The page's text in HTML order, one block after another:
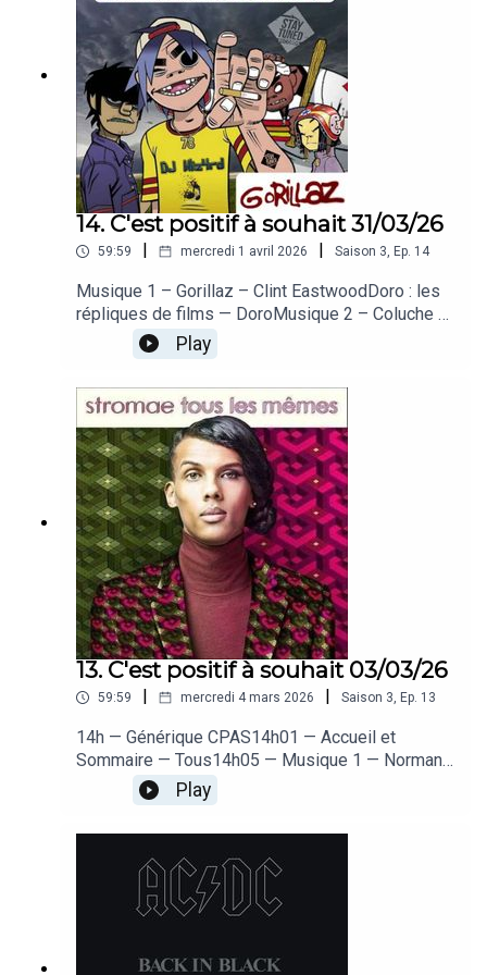
Flamenco - AlegriaDelphine : le flamencoMusique
5 – Keep Cool – Je vais sortir ce soirCédric : les
sorties du coinAurevoir + fin
14. C'est positif à souhait 31/03/26
59:59 mercredi 1 avril 2026 Saison 3, Ep. 14
Musique 1 – Gorillaz – Clint EastwoodDoro : les
répliques de films — DoroMusique 2 – Coluche et
le Grand Orchestre du Splendid – On n’est pas là
pour se faire engueulerTif : L’humour —
TifMusique 3 – Pokémon – Générique version
longueKenny : Pokémon — KennyMusique 4 –
Naotaro Moriyama – SakuraDelphine : l’hanami —
DelphineAntho : les sorties du coin — AnthoAu
revoir + fin — Antho
Play
13. C'est positif à souhait 03/03/26
59:59 mercredi 4 mars 2026 Saison 3, Ep. 13
14h — Générique CPAS14h01 — Accueil et
Sommaire — Tous14h05 — Musique 1 — Norman
– Zelda14h10 — Kenny : les 40 ans de Zelda —
Kenny14h17 — Musique 2 — Stromae – Tous les
mêmes14h21 — Célia : Quiz Stromae —
Antho14h28 — Musique 3 — BTS –
Dynamite14h32 — Sylvia : La Corée du Sud —
Célia14h39 — Musique 4 — Keep Cool – Je vais
sortir ce soir14h43 — Dorothée : les lois insolites
Play